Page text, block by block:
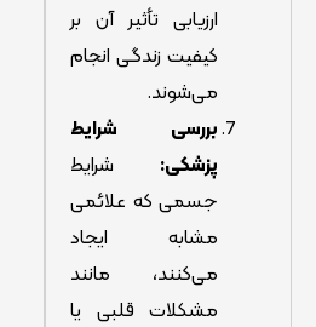
ارزیابی تأثیر آن بر
کیفیت زندگی انجام
می‌شوند.
بررسی شرایط
پزشکی: شرایط
جسمی که علائمی
مشابه ایجاد
می‌کنند، مانند
مشکلات قلبی یا